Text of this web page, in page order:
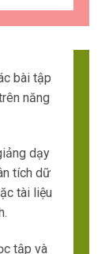
bài tập
năng
dạy
tích dữ
tài liệu
tập và